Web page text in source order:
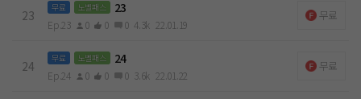
23
무료 노벨패스 23
Ep.23 0 0 0 4.3k 22.01.19
무료
24
무료 노벨패스 24
Ep.24 0 0 0 3.6k 22.01.22
무료